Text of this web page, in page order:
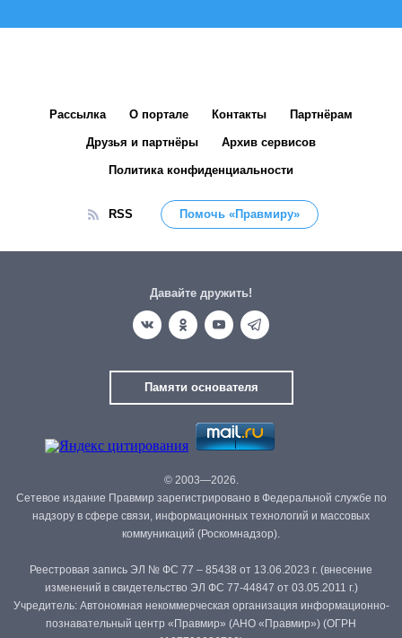
Рассылка О портале Контакты Партнёрам
Друзья и партнёры Архив сервисов
Политика конфиденциальности
RSS Помочь «Правмиру»
Давайте дружить!
Памяти основателя
© 2003—2026.
Сетевое издание Правмир зарегистрировано в Федеральной службе по
надзору в сфере связи, информационных технологий и массовых
коммуникаций (Роскомнадзор).
Реестровая запись ЭЛ № ФС 77 – 85438 от 13.06.2023 г. (внесение
изменений в свидетельство ЭЛ ФС 77-44847 от 03.05.2011 г.)
Учредитель: Автономная некоммерческая организация информационно-
познавательный центр «Правмир» (АНО «Правмир») (ОГРН